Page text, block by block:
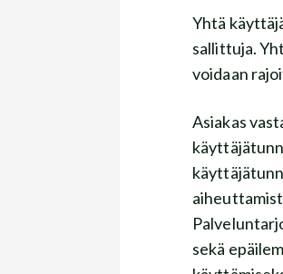
Yhtä
sallittuja.
voidaan
Asiakas
sekä